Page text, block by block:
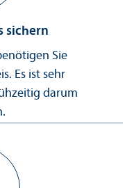
sichern
Sie
Es ist sehr
darum